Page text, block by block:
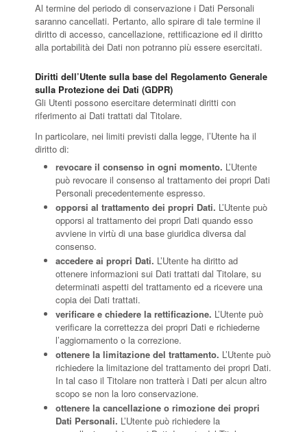
Al termine del periodo di conservazione i Dati Personali
saranno cancellati. Pertanto, allo spirare di tale termine il
diritto di accesso, cancellazione, rettificazione ed il diritto
alla portabilità dei Dati non potranno più essere esercitati.
Diritti dell’Utente sulla base del Regolamento Generale
sulla Protezione dei Dati (GDPR)
Gli Utenti possono esercitare determinati diritti con
riferimento ai Dati trattati dal Titolare.
In particolare, nei limiti previsti dalla legge, l’Utente ha il
diritto di:
revocare il consenso in ogni momento. L’Utente
può revocare il consenso al trattamento dei propri Dati
Personali precedentemente espresso.
opporsi al trattamento dei propri Dati. L’Utente può
opporsi al trattamento dei propri Dati quando esso
avviene in virtù di una base giuridica diversa dal
consenso.
accedere ai propri Dati. L’Utente ha diritto ad
ottenere informazioni sui Dati trattati dal Titolare, su
determinati aspetti del trattamento ed a ricevere una
copia dei Dati trattati.
verificare e chiedere la rettificazione. L’Utente può
verificare la correttezza dei propri Dati e richiederne
l’aggiornamento o la correzione.
ottenere la limitazione del trattamento. L’Utente può
richiedere la limitazione del trattamento dei propri Dati.
In tal caso il Titolare non tratterà i Dati per alcun altro
scopo se non la loro conservazione.
ottenere la cancellazione o rimozione dei propri
Dati Personali. L’Utente può richiedere la